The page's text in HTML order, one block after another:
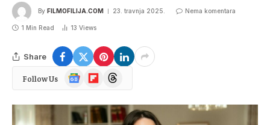
By FILMOFILIJA.COM 23. travnja 2025. Nema komentara
1 Min Read 13 Views
Share
Follow Us
Google
News
FlipboardThreads